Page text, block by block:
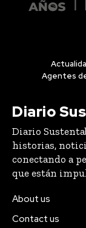
Agentes
Diario
Diario
historias,
conectando a
que están
About us
Contact us